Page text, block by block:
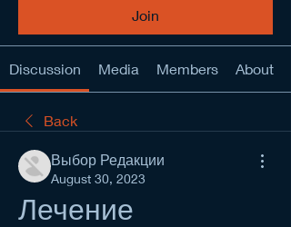
Join
Discussion Media Members About
Back
Выбор Редакции
August 30, 2023
Лечение